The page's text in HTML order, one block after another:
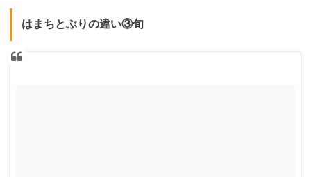
はまちとぶりの違い③旬